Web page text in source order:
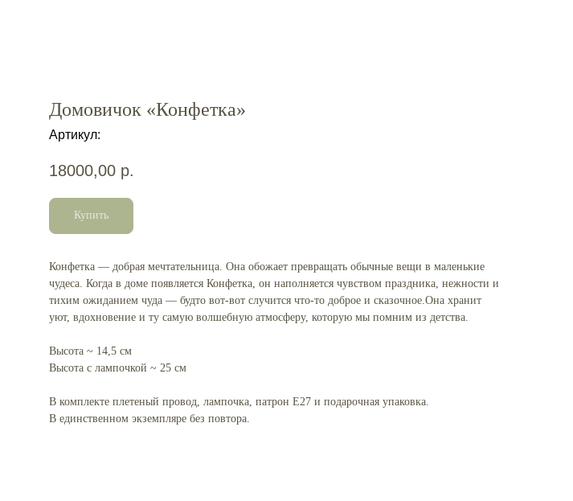
Домовичок «Конфетка»
Артикул:
18000,00 р.
Купить
Конфетка — добрая мечтательница. Она обожает превращать обычные вещи в маленькие
чудеса. Когда в доме появляется Конфетка, он наполняется чувством праздника, нежности и
тихим ожиданием чуда — будто вот-вот случится что-то доброе и сказочное.Она хранит
уют, вдохновение и ту самую волшебную атмосферу, которую мы помним из детства.
Высота ~ 14,5 см
Высота с лампочкой ~ 25 см
В комплекте плетеный провод, лампочка, патрон Е27 и подарочная упаковка.
В единственном экземпляре без повтора.